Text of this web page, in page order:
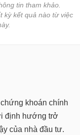
tin tham khảo.
kỳ kết quả nào từ việc
khoán chính
định hướng trở
của nhà đầu tư.